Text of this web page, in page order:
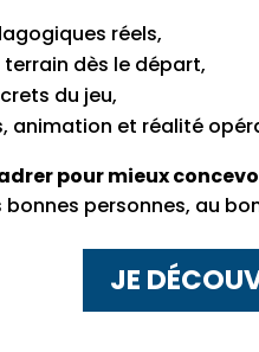
réels,
dès le départ,
du jeu,
animation et réalité
pour mieux
personnes, au
JE